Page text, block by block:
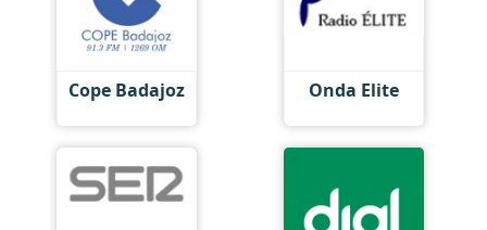
Cope Badajoz Onda Elite